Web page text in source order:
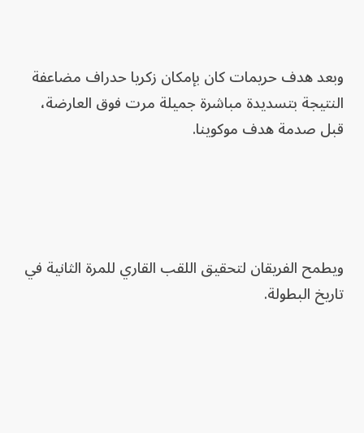
وبعد هدف حريمات كان بإمكان زكريا حدراف مضاعفة
النتيجة بتسديدة مباشرة جميلة مرت فوق العارضة،
قبل صدمة هدف موكوينا.
ويطمح الفريقان لتحقيق اللقب القاري للمرة الثانية في
تاريخ البطولة.